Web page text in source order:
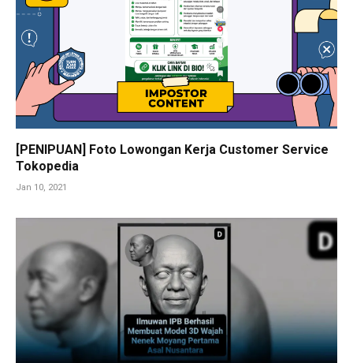
[PENIPUAN] Foto Lowongan Kerja Customer Service
Tokopedia
Jan 10, 2021